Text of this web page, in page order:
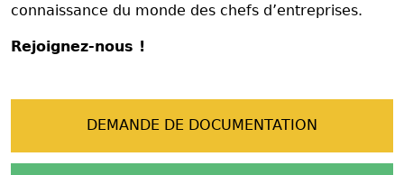
connaissance du monde des chefs d’entreprises.
Rejoignez-nous !
DEMANDE DE DOCUMENTATION